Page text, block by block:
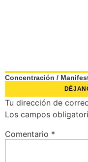
Concentración /
Tu dirección de
Los campos
Comentario *